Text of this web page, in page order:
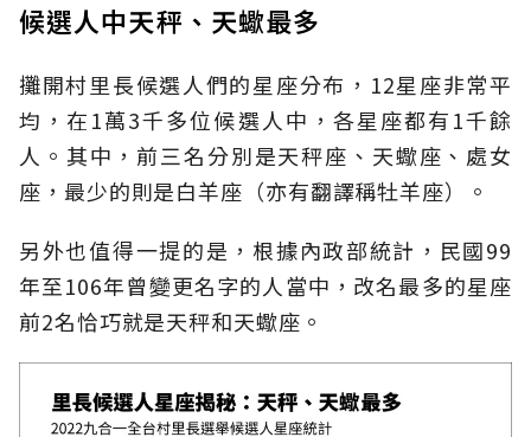
候選人中天秤、天蠍最多
攤開村里長候選人們的星座分布，12星座非常平
均，在1萬3千多位候選人中，各星座都有1千餘
人。其中，前三名分別是天秤座、天蠍座、處女
座，最少的則是白羊座（亦有翻譯稱牡羊座）。
另外也值得一提的是，根據內政部統計，民國99
年至106年曾變更名字的人當中，改名最多的星座
前2名恰巧就是天秤和天蠍座。